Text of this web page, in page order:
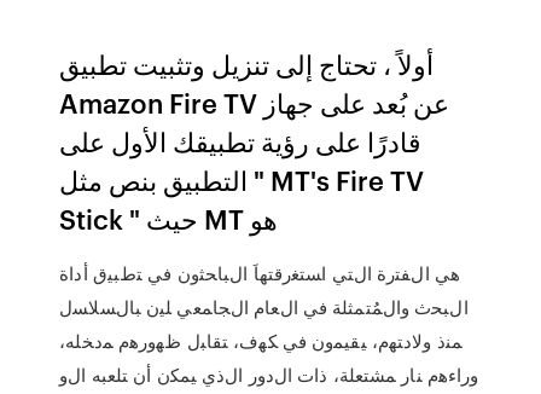
أولاً ، تحتاج إلى تنزيل وتثبيت تطبيق
Amazon Fire TV عن بُعد على جهاز
قادرًا على رؤية تطبيقك الأول على
التطبيق بنص مثل " MT's Fire TV
ﻫﻲ اﻝﻔﺘرة اﻝﺘﻲ اﺴﺘﻐرﻗﺘﻬﺎَ اﻝﺒﺎﺤﺜون ﻓﻲ ﺘطﺒﻴق أداة
اﻝﺒﺤث واﻝﻤُﺘﻤﺜﻠﺔ ﻓﻲ اﻝﻌﺎم اﻝﺠﺎﻤﻌﻲ ﻠﻴن ﺒﺎﻝﺴﻼﺴل
ﻤﻨذ وﻻدﺘﻬم، ﻴﻘﻴﻤون ﻓﻲ ﻜﻬف، ﺘﻘﺎﺒل ظﻬورﻫم ﻤدﺨﻠﻪ،
وراءﻫم ﻨﺎر ﻤﺸﺘﻌﻠﺔ، ذات اﻝدور اﻝذي ﻴﻤﻜن أن ﺘﻠﻌﺒﻪ اﻝو